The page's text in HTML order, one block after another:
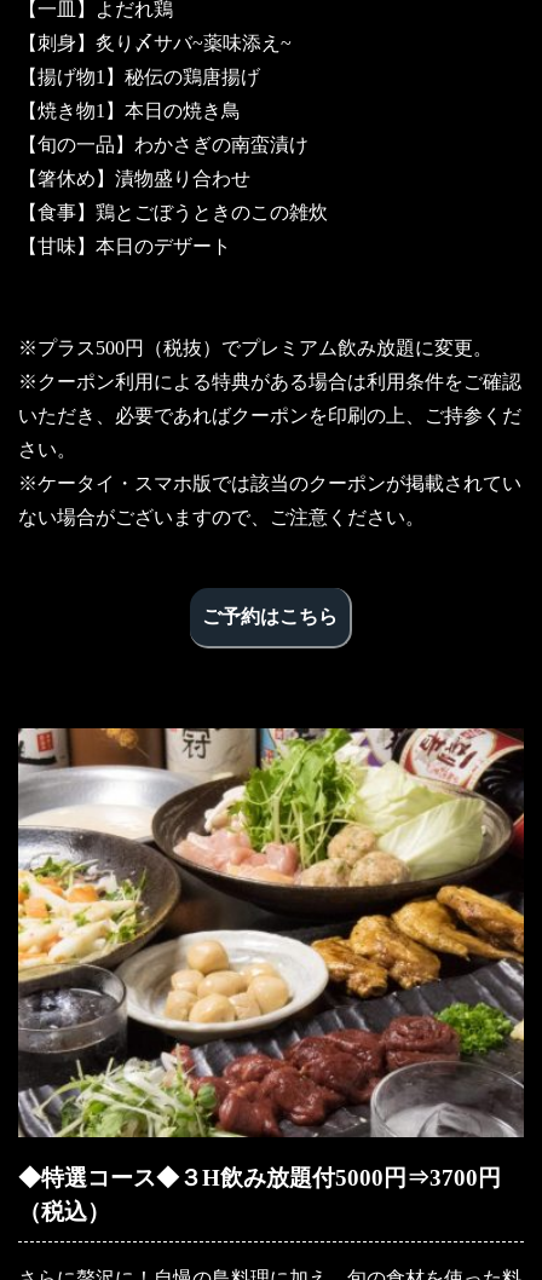
【一皿】よだれ鶏
【刺身】炙り〆サバ~薬味添え~
【揚げ物1】秘伝の鶏唐揚げ
【焼き物1】本日の焼き鳥
【旬の一品】わかさぎの南蛮漬け
【箸休め】漬物盛り合わせ
【食事】鶏とごぼうときのこの雑炊
【甘味】本日のデザート
※プラス500円（税抜）でプレミアム飲み放題に変更。
※クーポン利用による特典がある場合は利用条件をご確認
いただき、必要であればクーポンを印刷の上、ご持参くだ
さい。
※ケータイ・スマホ版では該当のクーポンが掲載されてい
ない場合がございますので、ご注意ください。
ご予約はこちら
◆特選コース◆３H飲み放題付5000円⇒3700円
（税込）